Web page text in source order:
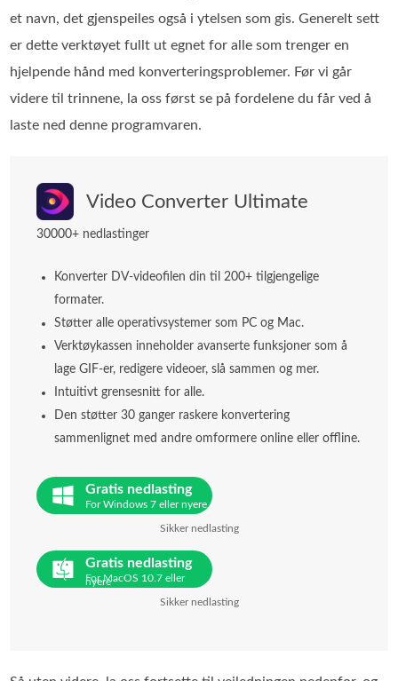
et navn, det gjenspeiles også i ytelsen som gis. Generelt sett
er dette verktøyet fullt ut egnet for alle som trenger en
hjelpende hånd med konverteringsproblemer. Før vi går
videre til trinnene, la oss først se på fordelene du får ved å
laste ned denne programvaren.
Video Converter Ultimate
30000+ nedlastinger
Konverter DV-videofilen din til 200+ tilgjengelige
formater.
Støtter alle operativsystemer som PC og Mac.
Verktøykassen inneholder avanserte funksjoner som å
lage GIF-er, redigere videoer, slå sammen og mer.
Intuitivt grensesnitt for alle.
Den støtter 30 ganger raskere konvertering
sammenlignet med andre omformere online eller offline.
Gratis nedlasting
For Windows 7 eller nyere
Sikker nedlasting
Gratis nedlasting
For MacOS 10.7 eller
nyere
Sikker nedlasting